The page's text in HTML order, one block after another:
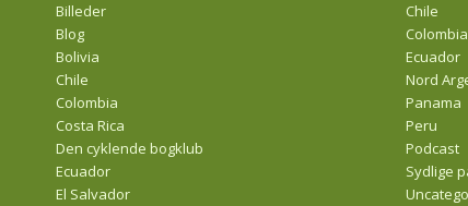
Billeder
Blog
Bolivia
Chile
Colombia
Costa Rica
Den cyklende bogklub
Ecuador
El Salvador
Chile
Colombia
Ecuador
Nord
Panama
Peru
Podcast
Sydlige